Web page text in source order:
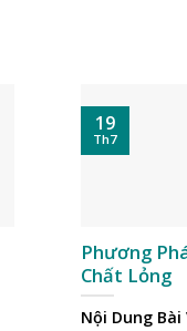
Phương
Chất Lỏng
Nội Dung
19
Th7